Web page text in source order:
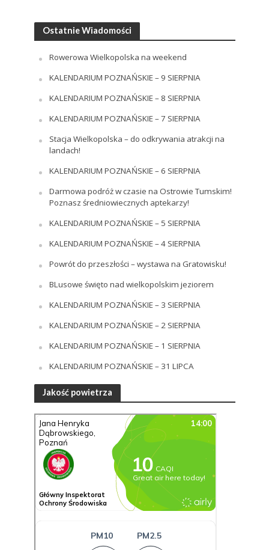
Ostatnie Wiadomości
Rowerowa Wielkopolska na weekend
KALENDARIUM POZNAŃSKIE – 9 SIERPNIA
KALENDARIUM POZNAŃSKIE – 8 SIERPNIA
KALENDARIUM POZNAŃSKIE – 7 SIERPNIA
Stacja Wielkopolska – do odkrywania atrakcji na
landach!
KALENDARIUM POZNAŃSKIE – 6 SIERPNIA
Darmowa podróż w czasie na Ostrowie Tumskim!
Poznasz średniowiecznych aptekarzy!
KALENDARIUM POZNAŃSKIE – 5 SIERPNIA
KALENDARIUM POZNAŃSKIE – 4 SIERPNIA
Powrót do przeszłości – wystawa na Gratowisku!
BLusowe święto nad wielkopolskim jeziorem
KALENDARIUM POZNAŃSKIE – 3 SIERPNIA
KALENDARIUM POZNAŃSKIE – 2 SIERPNIA
KALENDARIUM POZNAŃSKIE – 1 SIERPNIA
KALENDARIUM POZNAŃSKIE – 31 LIPCA
Jakość powietrza